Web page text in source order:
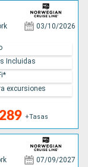
03/10/2026
+Tasas
Incluidas
excursiones
07/09/2027